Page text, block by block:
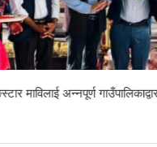
माविलाई अन्नपूर्ण गाउँपालिकाद्वारा